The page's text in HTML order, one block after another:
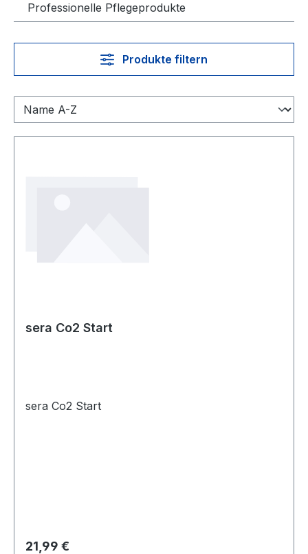
Professionelle Pflegeprodukte
Produkte filtern
sera Co2 Start
sera Co2 Start
Regulärer Preis:
21,99 €